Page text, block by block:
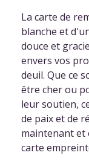
La carte de
blanche et
douce et
envers vos
deuil. Que ce
être cher ou
leur soutien,
de paix et de
maintenant et
carte